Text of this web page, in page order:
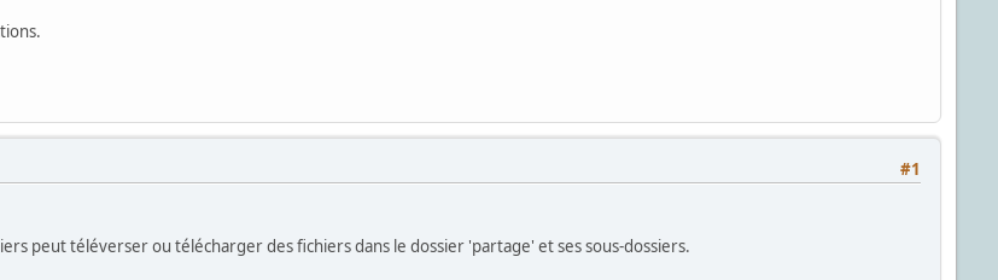
#1
peut téléverser ou télécharger des fichiers dans le dossier 'partage' et ses sous-dossiers.